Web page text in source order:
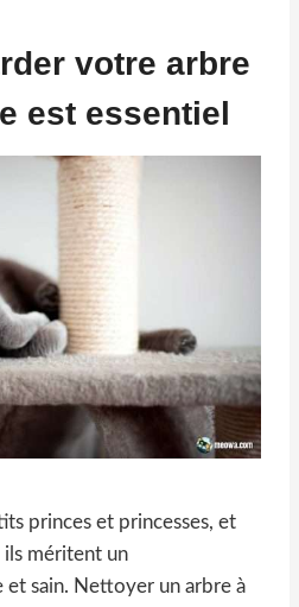
votre arbre
est essentiel
princes et princesses, et
méritent un
sain. Nettoyer un arbre à